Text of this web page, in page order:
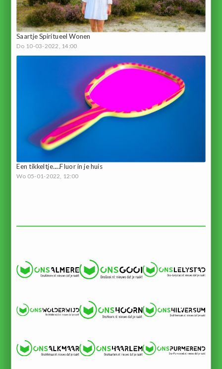
Saartje Spiritueel Wonen
Do 10-03-2022, 14:00
Een tikkeltje.....Fluor in je huis
Wo 05-01-2022, 12:00